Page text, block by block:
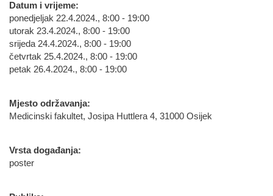
Datum i vrijeme:
ponedjeljak 22.4.2024., 8:00 - 19:00
utorak 23.4.2024., 8:00 - 19:00
srijeda 24.4.2024., 8:00 - 19:00
četvrtak 25.4.2024., 8:00 - 19:00
petak 26.4.2024., 8:00 - 19:00
Mjesto održavanja:
Medicinski fakultet, Josipa Huttlera 4, 31000 Osijek
Vrsta događanja:
poster